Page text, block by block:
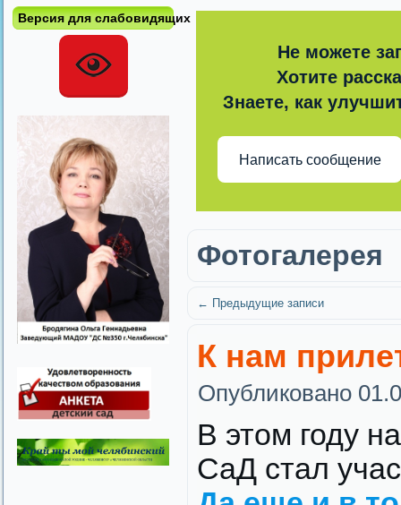
Версия для слабовидящих
Не можете
Хотите
Знаете, как
Написать сообщение
Фотогалерея
← Предыдущие записи
К нам
Опубликовано
В этом году
СаД стал